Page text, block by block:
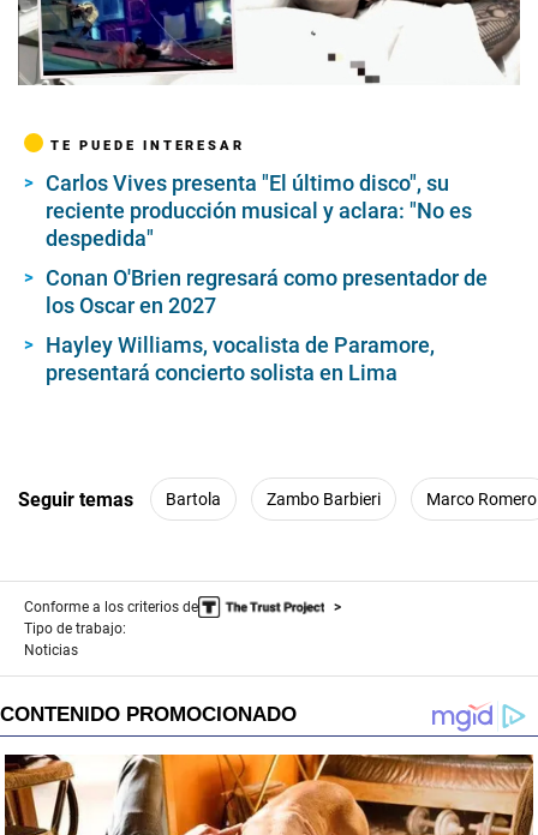
00:00/03:22
TE PUEDE INTERESAR
Carlos Vives presenta "El último disco", su
reciente producción musical y aclara: "No es
despedida"
Conan O'Brien regresará como presentador de
los Oscar en 2027
Hayley Williams, vocalista de Paramore,
presentará concierto solista en Lima
Seguir temas Bartola Zambo Barbieri Marco Romero
Conforme a los criterios de
Tipo de trabajo:
Noticias